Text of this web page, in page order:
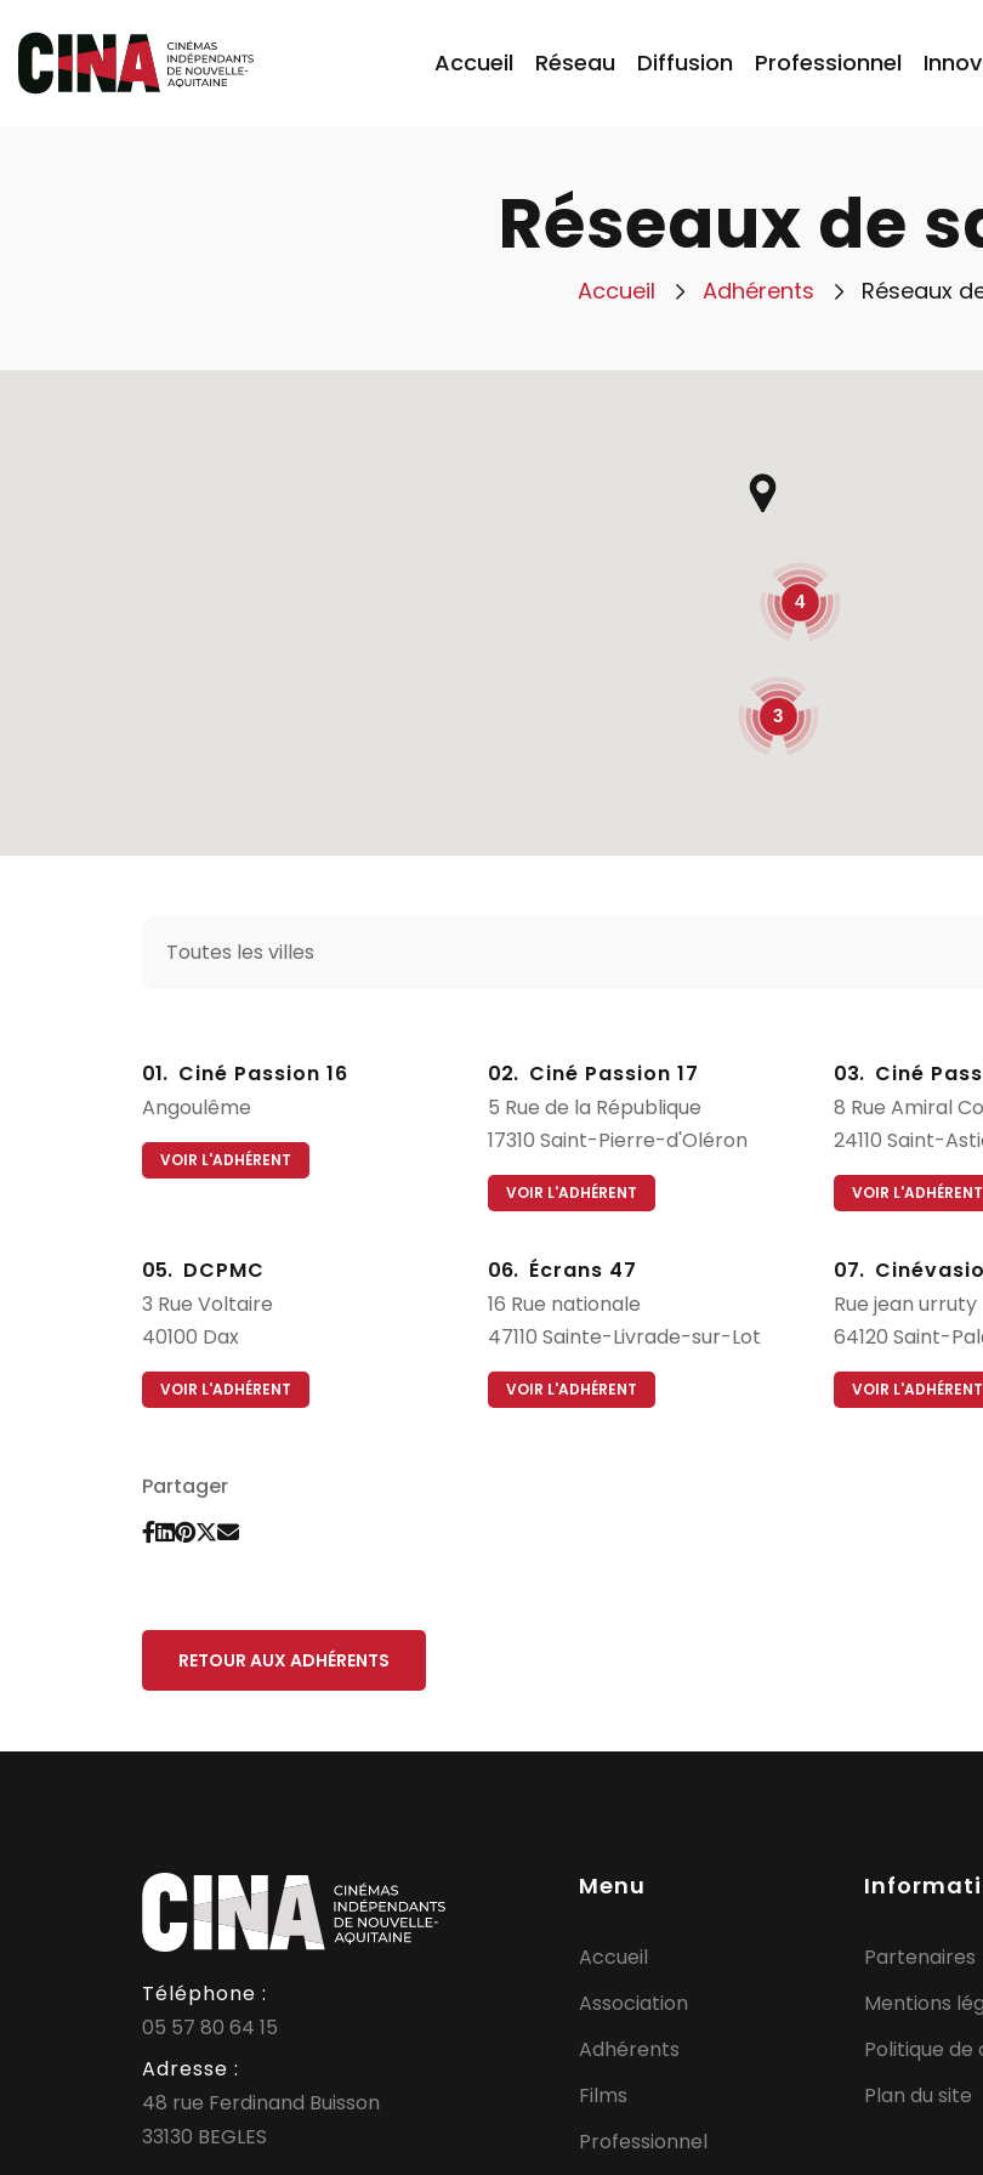
Accueil Réseau Diffusion Professionnel
Réseaux de
Accueil Adhérents Réseaux
4
3
01. Ciné Passion 16
Angoulême
VOIR L'ADHÉRENT
02. Ciné Passion 17
5 Rue de la République
17310 Saint-Pierre-d'Oléron
VOIR L'ADHÉRENT
03. Ciné
8 Rue Amiral
24110 Saint-
VOIR L'ADHÉRENT
05. DCPMC
3 Rue Voltaire
40100 Dax
VOIR L'ADHÉRENT
06. Écrans 47
16 Rue nationale
47110 Sainte-Livrade-sur-Lot
VOIR L'ADHÉRENT
07.
Rue jean urruty
64120 Saint-
VOIR L'ADHÉRENT
Partager
RETOUR AUX ADHÉRENTS
Téléphone :
05 57 80 64 15
Adresse :
48 rue Ferdinand Buisson
33130 BEGLES
Menu
Accueil
Association
Adhérents
Films
Professionnel
Partenaires
Mentions
Politique
Plan du site